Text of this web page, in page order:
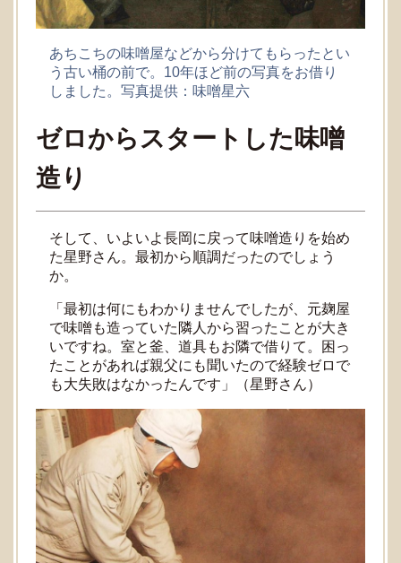
あちこちの味噌屋などから分けてもらったとい
う古い桶の前で。10年ほど前の写真をお借り
しました。写真提供：味噌星六
ゼロからスタートした味噌
造り
そして、いよいよ長岡に戻って味噌造りを始め
た星野さん。最初から順調だったのでしょう
か。
「最初は何にもわかりませんでしたが、元麹屋
で味噌も造っていた隣人から習ったことが大き
いですね。室と釜、道具もお隣で借りて。困っ
たことがあれば親父にも聞いたので経験ゼロで
も大失敗はなかったんです」（星野さん）